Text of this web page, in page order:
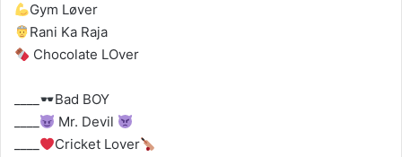
Gym Løver
Rani Ka Raja
Chocolate LOver
Bad BOY
Mr. Devil
Cricket Lover